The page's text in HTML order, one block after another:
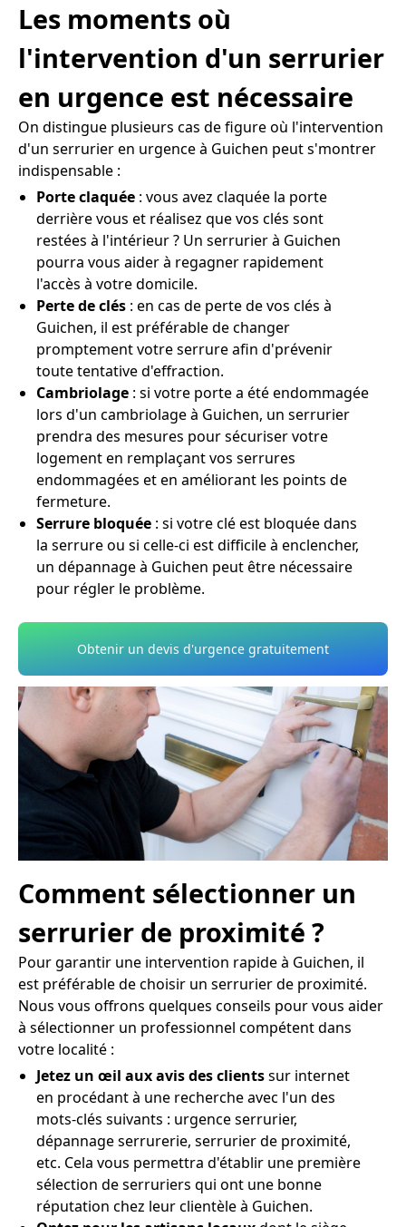
Les moments où
l'intervention d'un serrurier
en urgence est nécessaire
On distingue plusieurs cas de figure où l'intervention
d'un serrurier en urgence à Guichen peut s'montrer
indispensable :
Porte claquée : vous avez claquée la porte
derrière vous et réalisez que vos clés sont
restées à l'intérieur ? Un serrurier à Guichen
pourra vous aider à regagner rapidement
l'accès à votre domicile.
Perte de clés : en cas de perte de vos clés à
Guichen, il est préférable de changer
promptement votre serrure afin d'prévenir
toute tentative d'effraction.
Cambriolage : si votre porte a été endommagée
lors d'un cambriolage à Guichen, un serrurier
prendra des mesures pour sécuriser votre
logement en remplaçant vos serrures
endommagées et en améliorant les points de
fermeture.
Serrure bloquée : si votre clé est bloquée dans
la serrure ou si celle-ci est difficile à enclencher,
un dépannage à Guichen peut être nécessaire
pour régler le problème.
Obtenir un devis d'urgence gratuitement
Comment sélectionner un
serrurier de proximité ?
Pour garantir une intervention rapide à Guichen, il
est préférable de choisir un serrurier de proximité.
Nous vous offrons quelques conseils pour vous aider
à sélectionner un professionnel compétent dans
votre localité :
Jetez un œil aux avis des clientssur internet
en procédant à une recherche avec l'un des
mots-clés suivants : urgence serrurier,
dépannage serrurerie, serrurier de proximité,
etc. Cela vous permettra d'établir une première
sélection de serruriers qui ont une bonne
réputation chez leur clientèle à Guichen.